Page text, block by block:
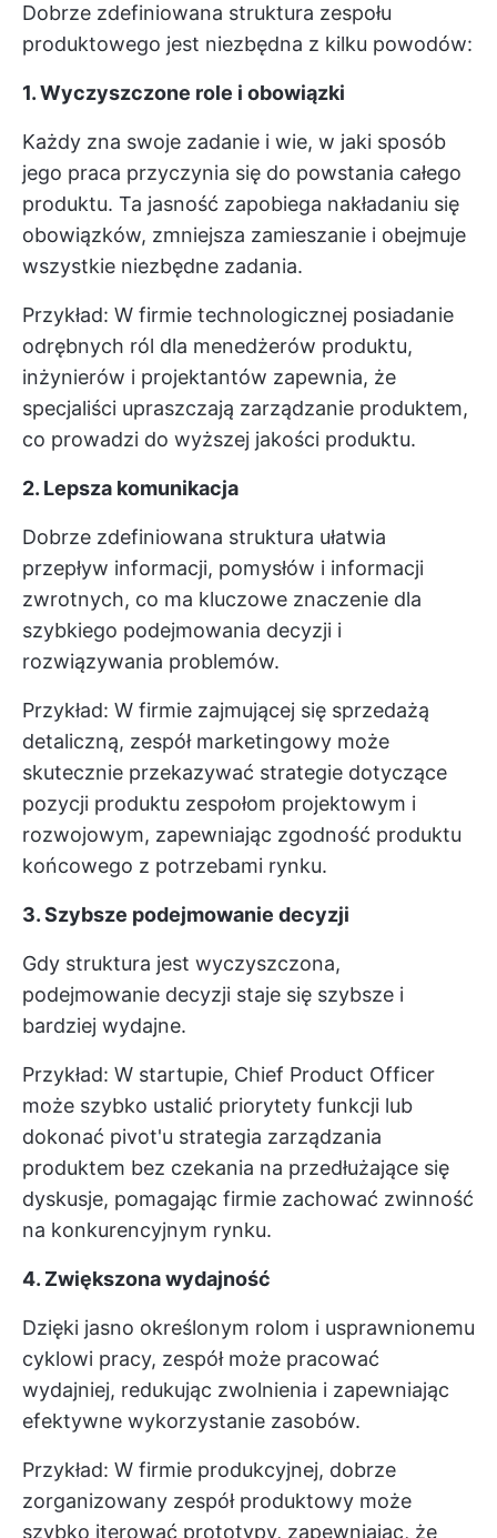
Dobrze zdefiniowana struktura zespołu
produktowego jest niezbędna z kilku powodów:
1. Wyczyszczone role i obowiązki
Każdy zna swoje zadanie i wie, w jaki sposób
jego praca przyczynia się do powstania całego
produktu. Ta jasność zapobiega nakładaniu się
obowiązków, zmniejsza zamieszanie i obejmuje
wszystkie niezbędne zadania.
Przykład: W firmie technologicznej posiadanie
odrębnych ról dla menedżerów produktu,
inżynierów i projektantów zapewnia, że
specjaliści upraszczają zarządzanie produktem,
co prowadzi do wyższej jakości produktu.
2. Lepsza komunikacja
Dobrze zdefiniowana struktura ułatwia
przepływ informacji, pomysłów i informacji
zwrotnych, co ma kluczowe znaczenie dla
szybkiego podejmowania decyzji i
rozwiązywania problemów.
Przykład: W firmie zajmującej się sprzedażą
detaliczną, zespół marketingowy może
skutecznie przekazywać strategie dotyczące
pozycji produktu zespołom projektowym i
rozwojowym, zapewniając zgodność produktu
końcowego z potrzebami rynku.
3. Szybsze podejmowanie decyzji
Gdy struktura jest wyczyszczona,
podejmowanie decyzji staje się szybsze i
bardziej wydajne.
Przykład: W startupie, Chief Product Officer
może szybko ustalić priorytety funkcji lub
dokonać pivot'u strategia zarządzania
produktem bez czekania na przedłużające się
dyskusje, pomagając firmie zachować zwinność
na konkurencyjnym rynku.
4. Zwiększona wydajność
Dzięki jasno określonym rolom i usprawnionemu
cyklowi pracy, zespół może pracować
wydajniej, redukując zwolnienia i zapewniając
efektywne wykorzystanie zasobów.
Przykład: W firmie produkcyjnej, dobrze
zorganizowany zespół produktowy może
szybko iterować prototypy, zapewniając, że